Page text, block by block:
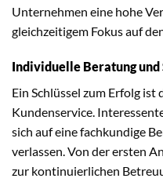
Unternehmen eine hohe
gleichzeitigem Fokus auf
Individuelle Beratung und
Ein Schlüssel zum Erfolg
Kundenservice.
sich auf eine fachkundige
verlassen. Von der ersten
zur kontinuierlichen